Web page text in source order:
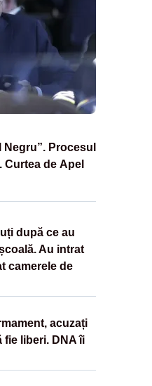
Procesul
Curtea de Apel
după ce au
Au intrat
camerele de
acuzați
fie liberi. DNA îi